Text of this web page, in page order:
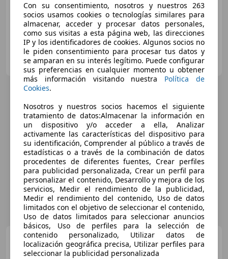
¡STOCK FUERA! Hasta -45% dto sobre financiación!
CLICARS MADRID
ES-28021 MADRID
Toyota C-HRHybrid Advance
Con su consentimiento, nosotros y nuestros 263
socios usamos cookies o tecnologías similares para
almacenar, acceder y procesar datos personales,
como sus visitas a esta página web, las direcciones
IP y los identificadores de cookies. Algunos socios no
le piden consentimiento para procesar tus datos y
se amparan en su interés legítimo. Puede configurar
sus preferencias en cualquier momento u obtener
más información visitando nuestra Política de
Cookies.
Nosotros y nuestros socios hacemos el siguiente
tratamiento de datos:Almacenar la información en
un dispositivo y/o acceder a ella, Analizar
activamente las características del dispositivo para
su identificación, Comprender al público a través de
estadísticas o a través de la combinación de datos
procedentes de diferentes fuentes, Crear perfiles
para publicidad personalizada, Crear un perfil para
personalizar el contenido, Desarrollo y mejora de los
servicios, Medir el rendimiento de la publicidad,
Medir el rendimiento del contenido, Uso de datos
limitados con el objetivo de seleccionar el contenido,
Uso de datos limitados para seleccionar anuncios
básicos, Uso de perfiles para la selección de
contenido personalizado, Utilizar datos de
localización geográfica precisa, Utilizar perfiles para
seleccionar la publicidad personalizada